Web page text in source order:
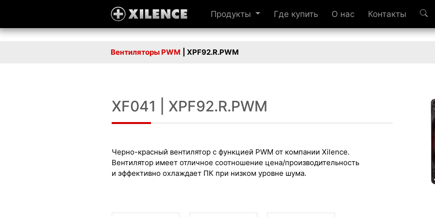
Продукты Где купить О нас Контакты
Вентиляторы PWM | XPF92.R.PWM
XF041 | XPF92.R.PWM
Черно-красный вентилятор с функцией PWM от компании Xilence.
Вентилятор имеет отличное соотношение цена/производительность
и эффективно охлаждает ПК при низком уровне шума.